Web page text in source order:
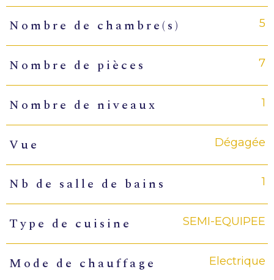
Nombre de chambre(s) 5
Nombre de pièces 7
Nombre de niveaux 1
Vue Dégagée
Nb de salle de bains 1
Type de cuisine SEMI-EQUIPEE
Mode de chauffage Electrique